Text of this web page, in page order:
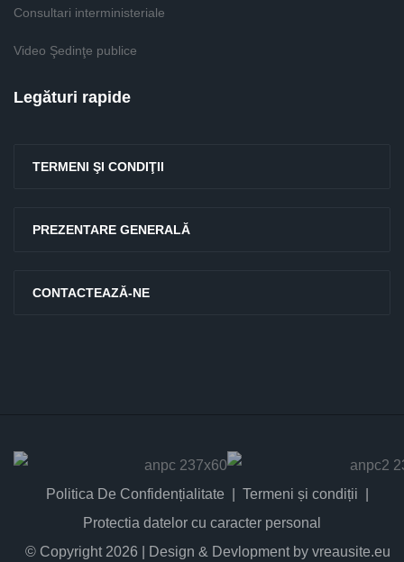
Consultari interministeriale
Video Şedinţe publice
Legături rapide
TERMENI ŞI CONDIŢII
PREZENTARE GENERALĂ
CONTACTEAZĂ-NE
Politica De Confidențialitate
Termeni și condiții
Protectia datelor cu caracter personal
© Copyright 2026 | Design & Devlopment by vreausite.eu